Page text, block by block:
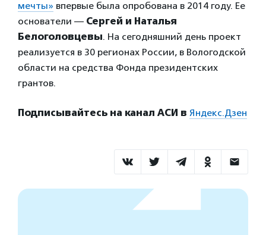
мечты» впервые была опробована в 2014 году. Ее
основатели — Сергей и Наталья
Белоголовцевы. На сегодняшний день проект
реализуется в 30 регионах России, в Вологодской
области на средства Фонда президентских
грантов.
Подписывайтесь на канал АСИ в Яндекс.Дзен